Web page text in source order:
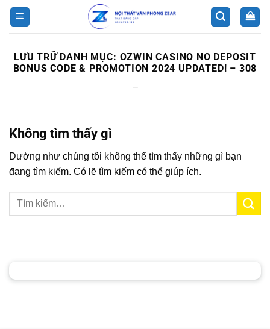
Bỏ
qua
nội
dungLƯU TRỮ DANH MỤC: OZWIN CASINO NO DEPOSIT
BONUS CODE & PROMOTION 2024 UPDATED! – 308
–
Không tìm thấy gì
Dường như chúng tôi không thể tìm thấy những gì bạn
đang tìm kiếm. Có lẽ tìm kiếm có thể giúp ích.